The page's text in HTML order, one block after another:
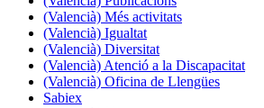
(Valencià) Més activitats
(Valencià) Igualtat
(Valencià) Diversitat
(Valencià) Atenció a la Discapacitat
(Valencià) Oficina de Llengües
Sabiex